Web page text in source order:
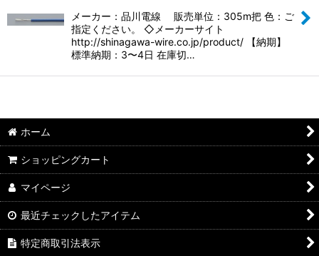
メーカー：品川電線 販売単位：305m把 色：ご
指定ください。 ◇メーカーサイト
http://shinagawa-wire.co.jp/product/ 【納期】
標準納期：3〜4日 在庫切…
ホーム
ショッピングカート
マイページ
最近チェックしたアイテム
特定商取引法表示